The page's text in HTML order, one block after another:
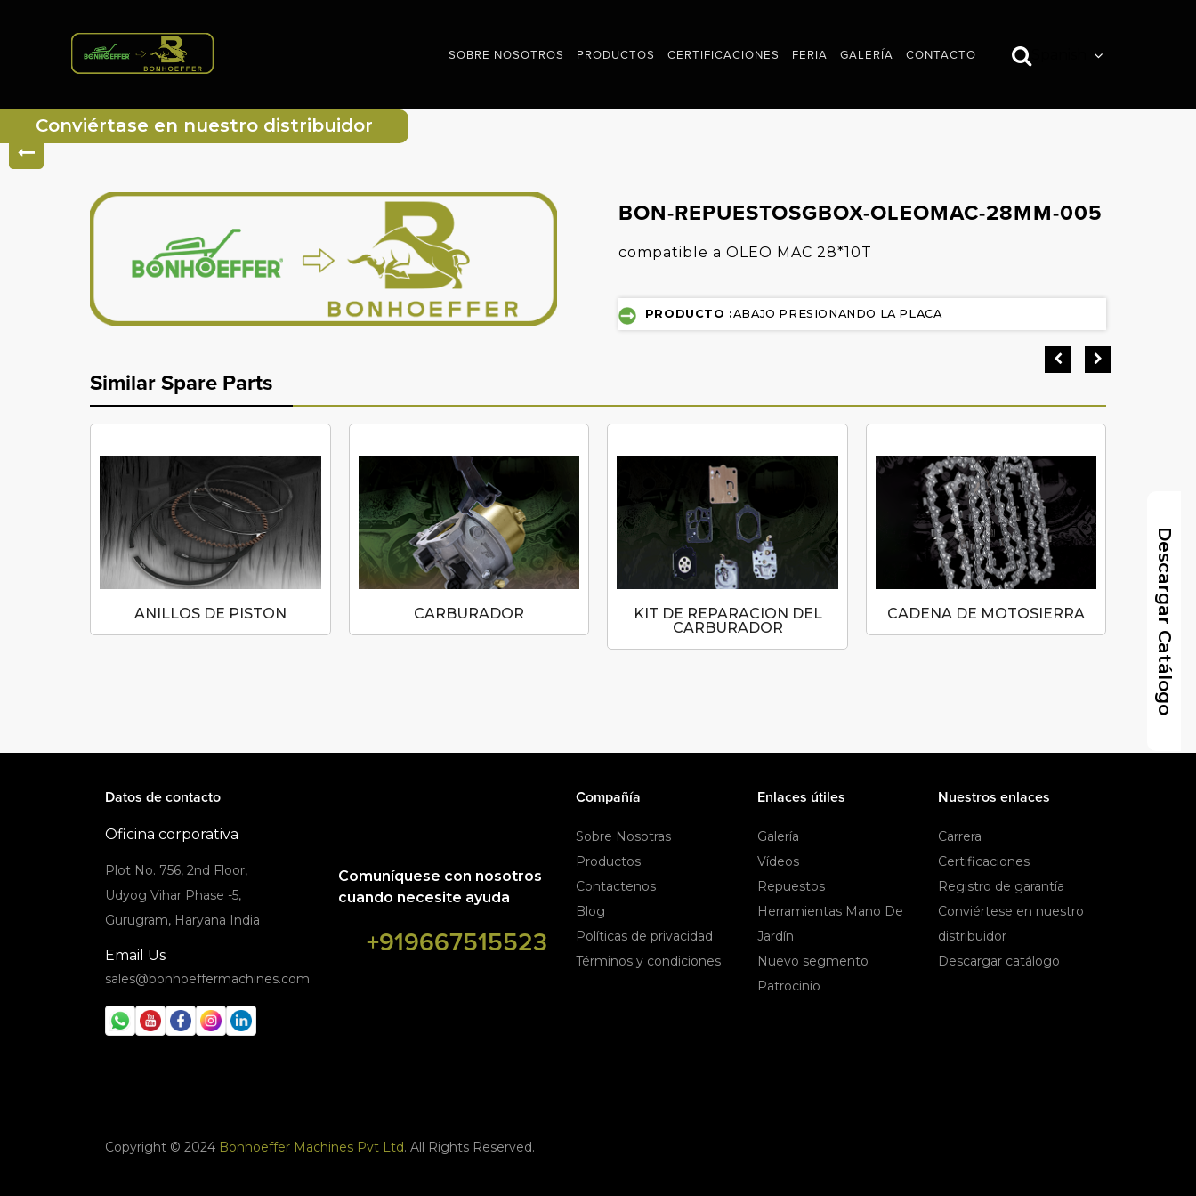
SOBRE NOSOTROS PRODUCTOS CERTIFICACIONES FERIA GALERÍA CONTACTO
Descargar Catálogo
Conviértase en nuestro distribuidor
BON-REPUESTOSGBOX-OLEOMAC-28MM-005
compatible a OLEO MAC 28*10T
PRODUCTO :ABAJO PRESIONANDO LA PLACA
Similar Spare Parts
ANILLOS DE PISTON CARBURADOR
KIT DE REPARACION DEL
CARBURADOR
CADENA DE MOTOSIERRA
Datos de contacto
Oficina corporativa
Plot No. 756, 2nd Floor,
Udyog Vihar Phase -5,
Gurugram, Haryana India
Email Us
sales@bonhoeffermachines.com
Comuníquese con nosotros
cuando necesite ayuda
+919667515523
Compañía
Sobre Nosotras
Productos
Contactenos
Blog
Políticas de privacidad
Términos y condiciones
Enlaces útiles
Galería
Vídeos
Repuestos
Herramientas Mano De
Jardín
Nuevo segmento
Patrocinio
Nuestros enlaces
Carrera
Certificaciones
Registro de garantía
Conviértese en nuestro
distribuidor
Descargar catálogo
Copyright © 2024 Bonhoeffer Machines Pvt Ltd. All Rights Reserved.